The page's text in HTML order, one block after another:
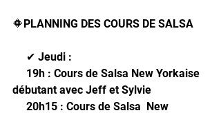
🔶PLANNING DES COURS DE SALSA
     ✔ Jeudi :
débutant avec Jeff et Sylvie